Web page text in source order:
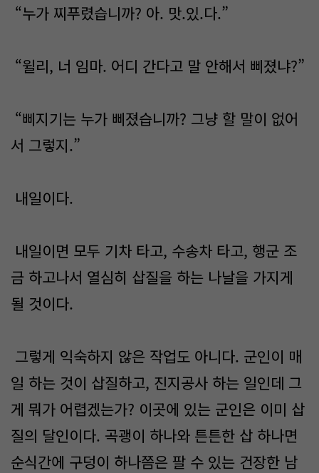
“누가 찌푸렸습니까? 아. 맛.있.다.”
“윌리, 너 임마. 어디 간다고 말 안해서 삐졌냐?”
“삐지기는 누가 삐졌습니까? 그냥 할 말이 없어
서 그렇지.”
내일이다.
내일이면 모두 기차 타고, 수송차 타고, 행군 조
금 하고나서 열심히 삽질을 하는 나날을 가지게
될 것이다.
그렇게 익숙하지 않은 작업도 아니다. 군인이 매
일 하는 것이 삽질하고, 진지공사 하는 일인데 그
게 뭐가 어렵겠는가? 이곳에 있는 군인은 이미 삽
질의 달인이다. 곡괭이 하나와 튼튼한 삽 하나면
순식간에 구덩이 하나쯤은 팔 수 있는 건장한 남